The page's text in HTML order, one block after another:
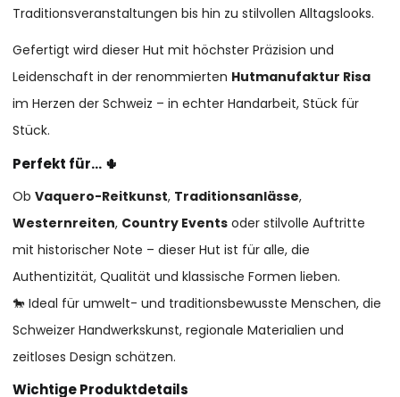
Traditionsveranstaltungen bis hin zu stilvollen Alltagslooks.
Gefertigt wird dieser Hut mit höchster Präzision und
Leidenschaft in der renommierten Hutmanufaktur Risa
im Herzen der Schweiz – in echter Handarbeit, Stück für
Stück.
Perfekt für… 🌵
ObVaquero-Reitkunst, Traditionsanlässe,
Westernreiten, Country Events oder stilvolle Auftritte
mit historischer Note – dieser Hut ist für alle, die
Authentizität, Qualität und klassische Formen lieben.
🐎 Ideal für umwelt- und traditionsbewusste Menschen, die
Schweizer Handwerkskunst, regionale Materialien und
zeitloses Design schätzen.
Wichtige Produktdetails